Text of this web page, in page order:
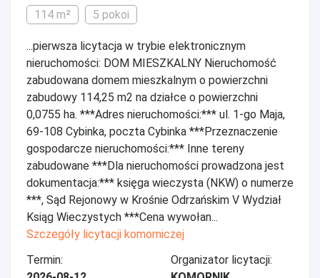
114 m²
5 pokoi
...pierwsza licytacja w trybie elektronicznym
nieruchomości: DOM MIESZKALNY Nieruchomość
zabudowana domem mieszkalnym o powierzchni
zabudowy 114,25 m2 na działce o powierzchni
0,0755 ha. ***Adres nieruchomości:*** ul. 1-go Maja,
69-108 Cybinka, poczta Cybinka ***Przeznaczenie
gospodarcze nieruchomości:*** Inne tereny
zabudowane ***Dla nieruchomości prowadzona jest
dokumentacja:*** księga wieczysta (NKW) o numerze
***, Sąd Rejonowy w Krośnie Odrzańskim V Wydział
Ksiąg Wieczystych ***Cena wywołan...
Szczegóły licytacji komorniczej
Termin:
Organizator licytacji: